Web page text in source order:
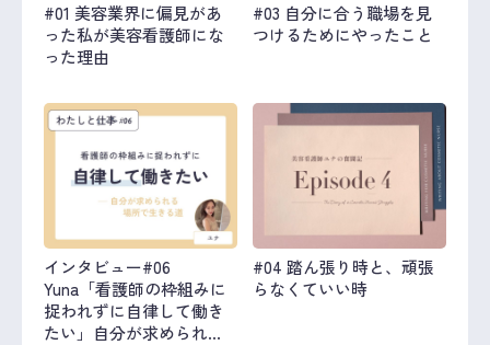
#01 美容業界に偏見があ
った私が美容看護師にな
った理由
#03 自分に合う職場を見
つけるためにやったこと
インタビュー#06
Yuna「看護師の枠組みに
捉われずに自律して働き
たい」自分が求められる
#04 踏ん張り時と、頑張
らなくていい時